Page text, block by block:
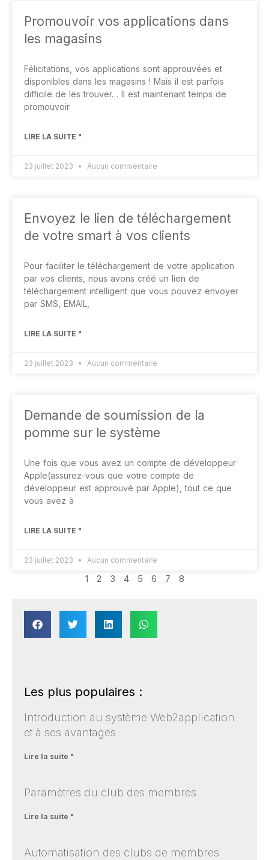
Promouvoir vos applications dans
les magasins
Félicitations, vos applications sont approuvées et
disponibles dans les magasins ! Mais il est parfois
difficile de les trouver… Il est maintenant temps de
promouvoir
LIRE LA SUITE "
23 juillet 2023 Aucun commentaire
Envoyez le lien de téléchargement
de votre smart à vos clients
Pour faciliter le téléchargement de votre application
par vos clients, nous avons créé un lien de
téléchargement intelligent que vous pouvez envoyer
par SMS, EMAIL,
LIRE LA SUITE "
23 juillet 2023 Aucun commentaire
Demande de soumission de la
pomme sur le système
Une fois que vous avez un compte de développeur
Apple(assurez-vous que votre compte de
développeur est approuvé par Apple), tout ce que
vous avez à
LIRE LA SUITE "
23 juillet 2023 Aucun commentaire
1 2 3 4 5 6 7 8
Les plus populaires :
Introduction au système Web2application
et à ses avantages
Lire la suite "
Paramètres du club des membres
Lire la suite "
Automatisation des clubs de membres